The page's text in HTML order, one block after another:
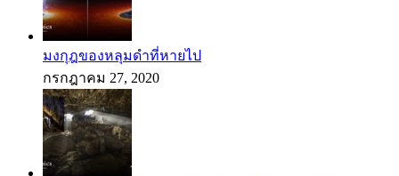
มงกุฎของหลุมดำที่หายไป
กรกฎาคม 27, 2020